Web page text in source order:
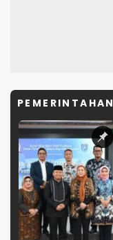
PEMERINTAHAN